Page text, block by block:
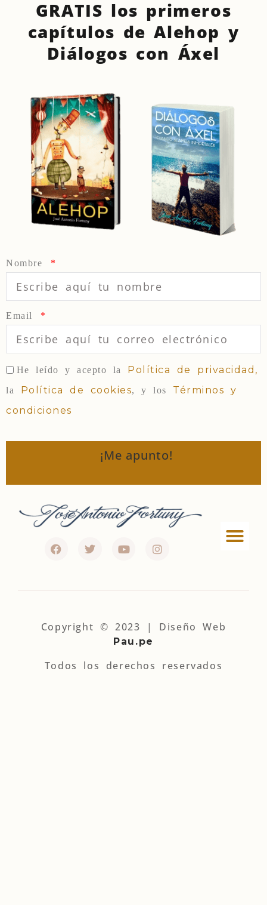
GRATIS los primeros
capítulos de Alehop y
Diálogos con Áxel
Nombre
Email
He leído y acepto la Política de privacidad,
la Política de cookies, y los Términos y
condiciones
¡Me apunto!
Copyright © 2023 | Diseño Web
Pau.pe
Todos los derechos reservados